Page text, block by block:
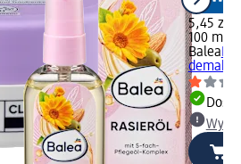
5,45 zł
100 ml
Balea